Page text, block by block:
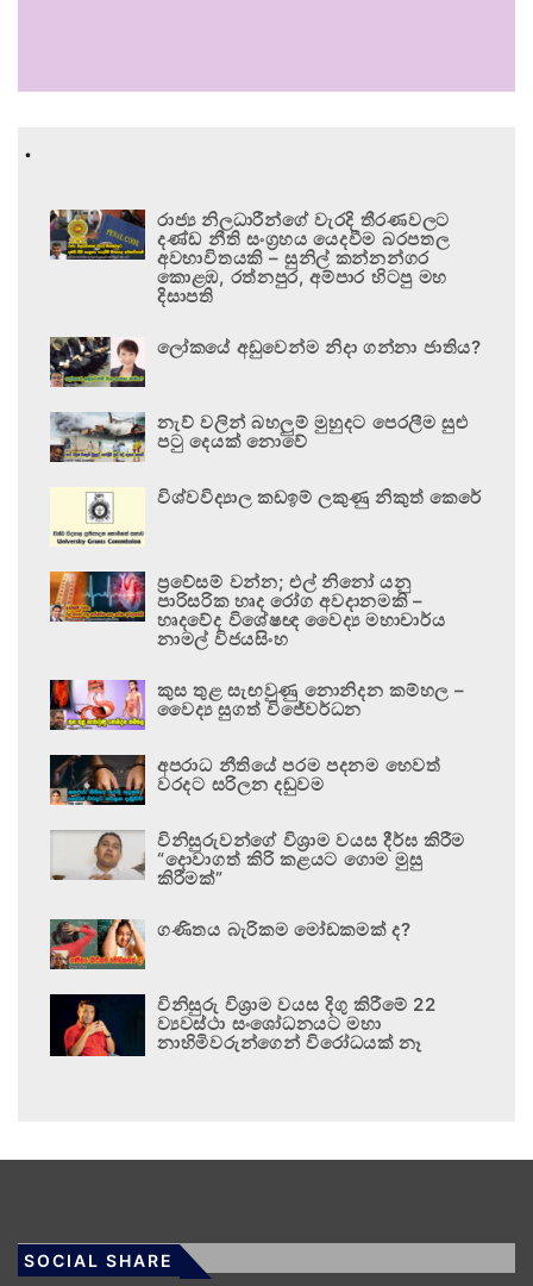
.
රාජ්‍ය නිලධාරීන්ගේ වැරදි තීරණවලට
දණ්ඩ නීති සංග්‍රහය යෙදවීම බරපතල
අවභාවිතයකි – සුනිල් කන්නන්ගර
කොළඹ, රත්නපුර, අම්පාර හිටපු මහ
දිසාපති
ලෝකයේ අඩුවෙන්ම නිදා ගන්නා ජාතිය?
නැව් වලින් බහලුම් මුහුදට පෙරලීම සුළු
පටු දෙයක් නොවේ
විශ්වවිද්‍යාල කඩඉම් ලකුණු නිකුත් කෙරේ
ප්‍රවේසම් වන්න; එල් නිනෝ යනු
පාරිසරික හෘද රෝග අවදානමකි –
හෘදවේද විශේෂඥ වෛද්‍ය මහාචාර්ය
නාමල් විජයසිංහ
කුස තුළ සැඟවුණු නොනිදන කම්හල –
වෛද්‍ය සුගත් විජේවර්ධන
අපරාධ නීතියේ පරම පදනම හෙවත්
වරදට සරිලන දඬුවම
විනිසුරුවන්ගේ විශ්‍රාම වයස දීර්ඝ කිරීම
“දොවාගත් කිරි කළයට ගොම මුසු
කිරීමක්”
ගණිතය බැරිකම මෝඩකමක් ද?
විනිසුරු විශ්‍රාම වයස දිගු කිරීමේ 22
ව්‍යවස්ථා සංශෝධනයට මහා
නාහිමිවරුන්ගෙන් විරෝධයක් නෑ
SOCIAL SHARE